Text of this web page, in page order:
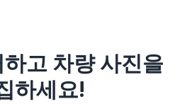
고 차량 사진을
하세요!